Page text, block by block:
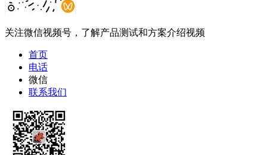
关注微信视频号，了解产品测试和方案介绍视频
首页
电话
微信
联系我们